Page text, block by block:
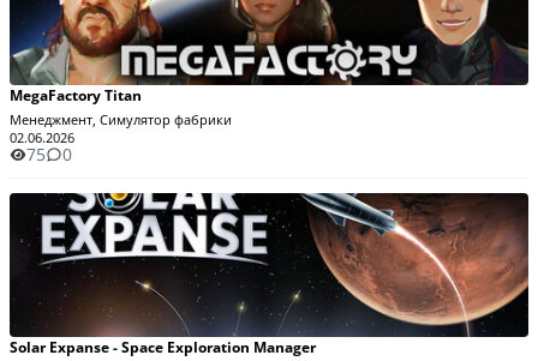
MegaFactory Titan
Менеджмент, Симулятор фабрики
02.06.2026
75 0
Solar Expanse - Space Exploration Manager